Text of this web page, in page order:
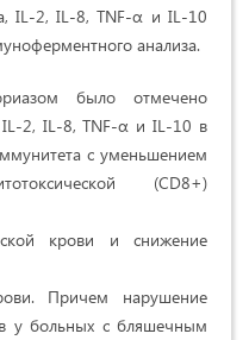
IL-2, IL-8, TNF-α и IL-10
анализа.
было отмечено
2, IL-8, TNF-α и IL-10 в
с уменьшением
(CD8+)
крови и снижение
Причем нарушение
у больных с бляшечным